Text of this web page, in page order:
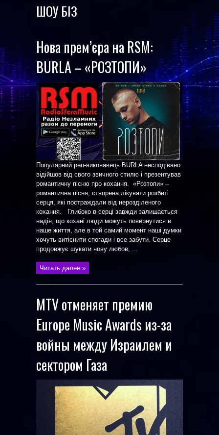
ШОУ БІЗ
Нова прем’єра на RSM:
BURLA – «РОЗТОПИ»
Популярний реп-виконавець BURLA несподівано
відійшов від свого звичного стилю і презентував
романтичну пісню про кохання. «Розтопи» –
романтична пісня, створена лікувати розбиті
серця, які постраждали від нерозділеного
кохання. Глибоко в серці завжди залишається
надія, що кохані люди можуть повернутися в
наше життя, але в той самий момент наші думки
хочуть витіснити спогади і все забути. Серце
продовжує шукати нову любов, ...
Читать далее »
MTV отменяет премию
Europe Music Awards из-за
войны между Израилем и
сектором Газа